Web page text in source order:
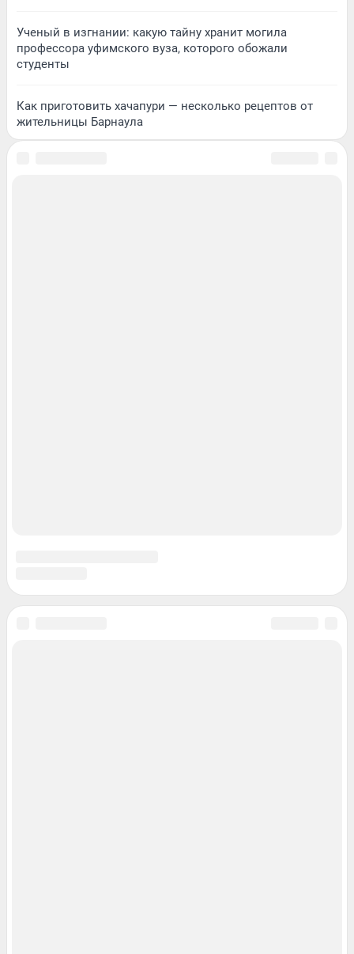
Ученый в изгнании: какую тайну хранит могила
профессора уфимского вуза, которого обожали
студенты
Как приготовить хачапури — несколько рецептов от
жительницы Барнаула